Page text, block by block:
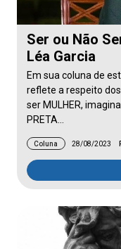
Ser ou Não
Léa Garcia
Em sua coluna de
reflete a respeito
ser MULHER,
PRETA…
Coluna 28/08/2023